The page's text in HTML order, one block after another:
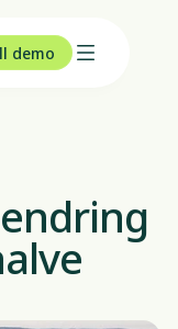
demo